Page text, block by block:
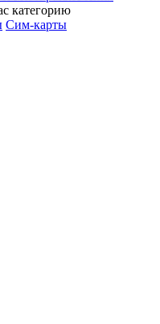
категорию
Сим-карты